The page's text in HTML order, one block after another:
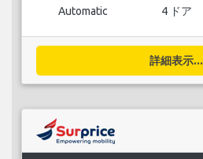
Automatic 4 ドア
詳細表示...